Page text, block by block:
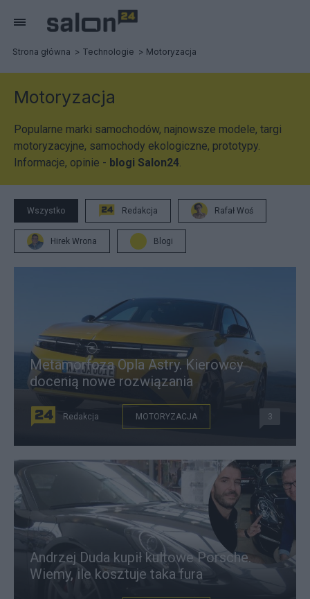
Strona główna Technologie Motoryzacja
Motoryzacja
Popularne marki samochodów, najnowsze modele, targi
motoryzacyjne, samochody ekologiczne, prototypy.
Informacje, opinie - blogi Salon24.
Wszystko Redakcja Rafał Woś
Hirek Wrona Blogi
Metamorfoza Opla Astry. Kierowcy
docenią nowe rozwiązania
Redakcja MOTORYZACJA 3
Andrzej Duda kupił kultowe Porsche.
Wiemy, ile kosztuje taka fura